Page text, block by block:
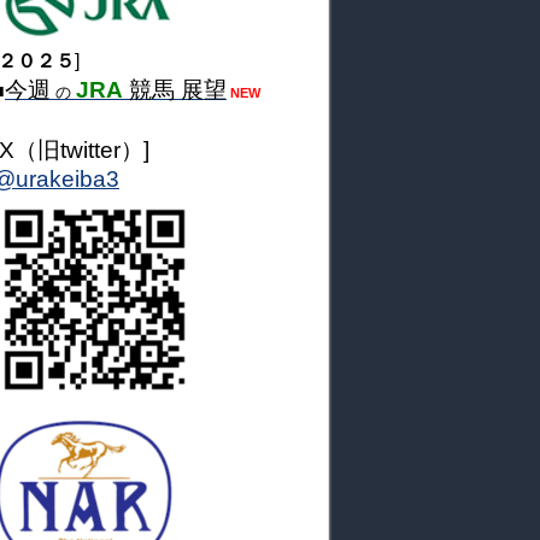
０２５]
今週 の JRA 競馬 展望 NEW
（旧twitter）]